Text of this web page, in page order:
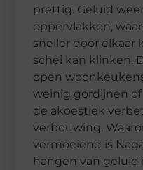
prettig. Geluid
oppervlakken,
sneller door elkaar
schel kan klinken.
open
weinig gordijnen
de akoestiek
verbouwing.
vermoeiend is
hangen van geluid